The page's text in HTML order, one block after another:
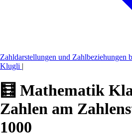
Zahldarstellungen und Zahlbeziehungen
Klugli |
🧮 Mathematik
Zahlen am
1000